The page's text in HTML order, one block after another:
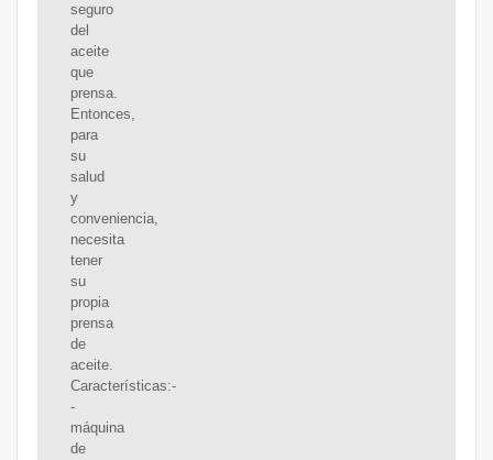
seguro
del
aceite
que
prensa.
Entonces,
para
su
salud
y
conveniencia,
necesita
tener
su
propia
prensa
de
aceite.
Características:-
-
máquina
de